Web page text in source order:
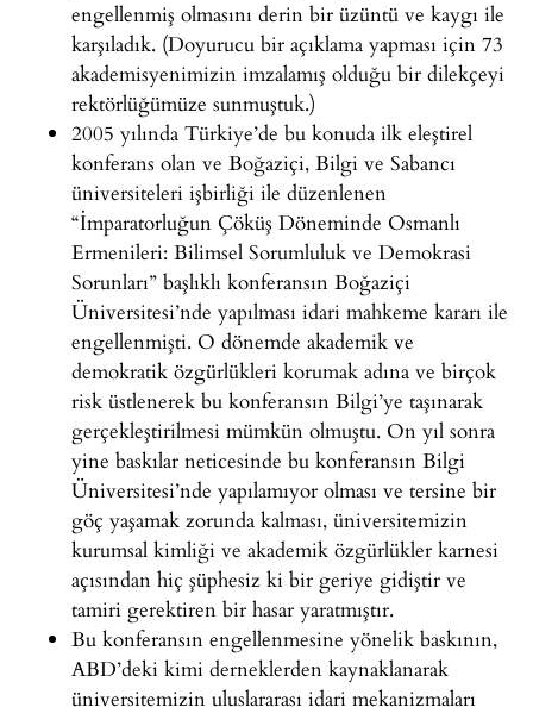
engellenmiş olmasını derin bir üzüntü ve kaygı ile
karşıladık. (Doyurucu bir açıklama yapması için 73
akademisyenimizin imzalamış olduğu bir dilekçeyi
rektörlüğümüze sunmuştuk.)
2005 yılında Türkiye’de bu konuda ilk eleştirel
konferans olan ve Boğaziçi, Bilgi ve Sabancı
üniversiteleri işbirliği ile düzenlenen
“İmparatorluğun Çöküş Döneminde Osmanlı
Ermenileri: Bilimsel Sorumluluk ve Demokrasi
Sorunları” başlıklı konferansın Boğaziçi
Üniversitesi’nde yapılması idari mahkeme kararı ile
engellenmişti. O dönemde akademik ve
demokratik özgürlükleri korumak adına ve birçok
risk üstlenerek bu konferansın Bilgi’ye taşınarak
gerçekleştirilmesi mümkün olmuştu. On yıl sonra
yine baskılar neticesinde bu konferansın Bilgi
Üniversitesi’nde yapılamıyor olması ve tersine bir
göç yaşamak zorunda kalması, üniversitemizin
kurumsal kimliği ve akademik özgürlükler karnesi
açısından hiç şüphesiz ki bir geriye gidiştir ve
tamiri gerektiren bir hasar yaratmıştır.
Bu konferansın engellenmesine yönelik baskının,
ABD’deki kimi derneklerden kaynaklanarak
üniversitemizin uluslararası idari mekanizmaları